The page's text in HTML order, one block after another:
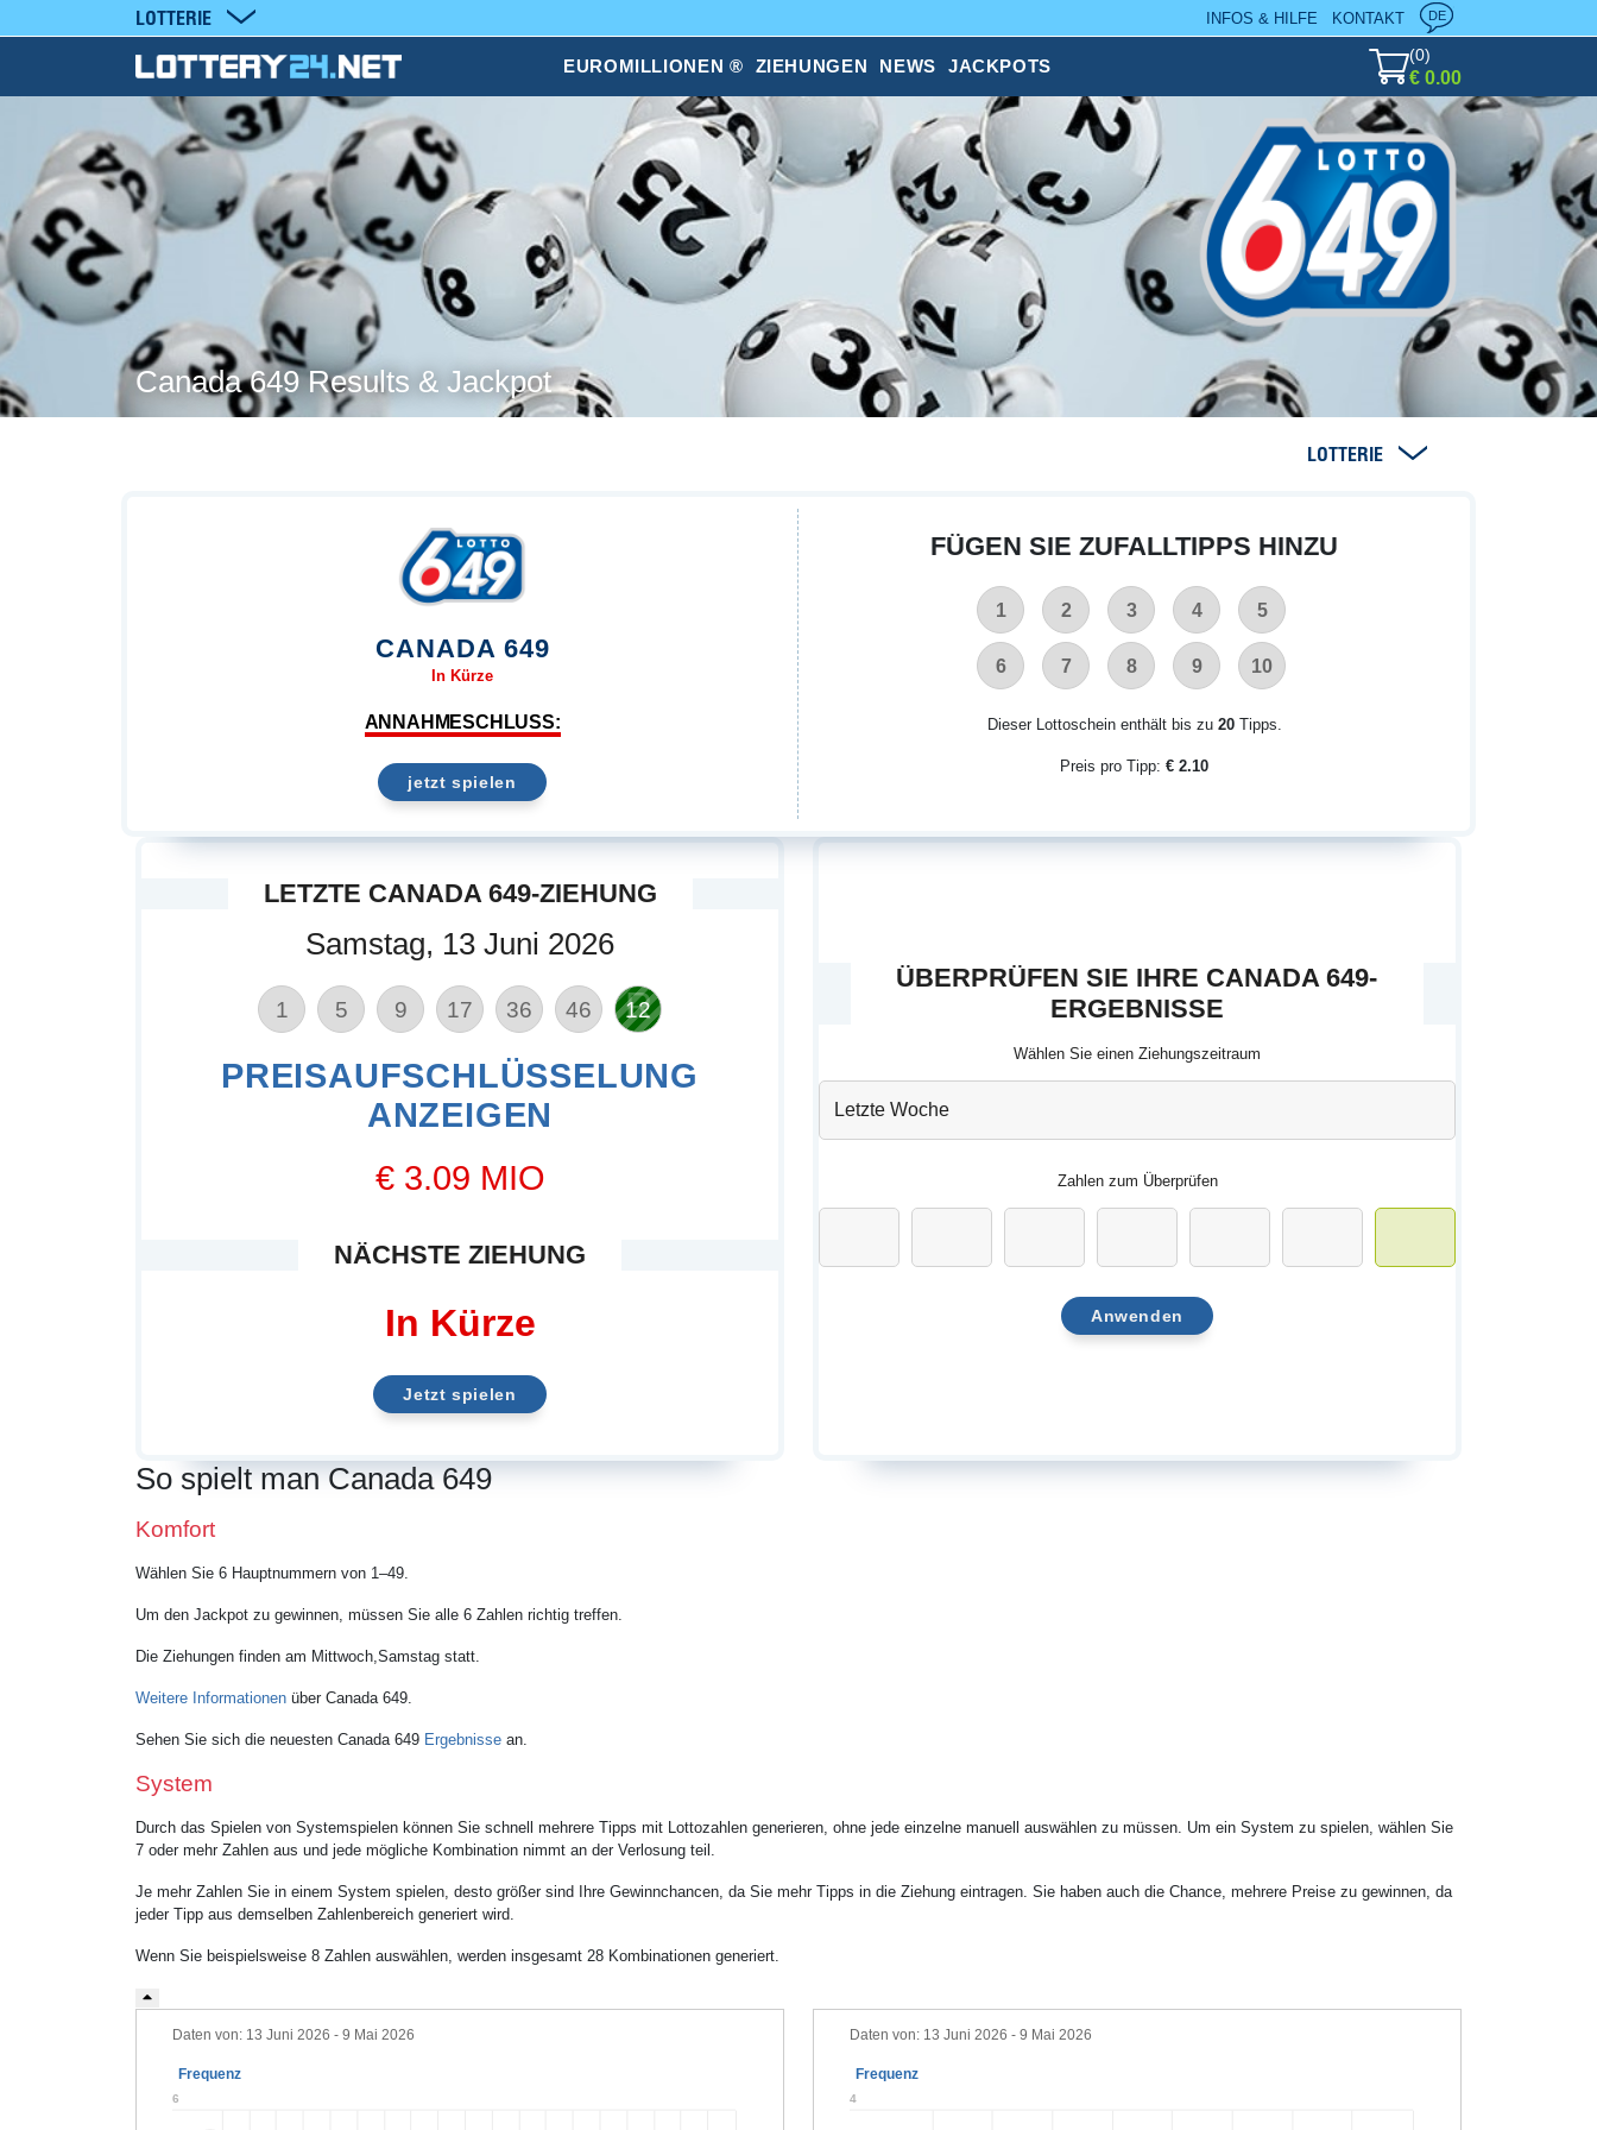
LOTTERIE INFOS & HILFE KONTAKT DE
EUROMILLIONEN ® ZIEHUNGEN NEWS JACKPOTS
(0)
€ 0.00
Canada 649 Results & Jackpot
LOTTERIE
CANADA 649
In Kürze
ANNAHMESCHLUSS:
jetzt spielen
FÜGEN SIE ZUFALLTIPPS HINZU
1 2 3 4 5
6 7 8 9 10
Dieser Lottoschein enthält bis zu 20Tipps.
Preis pro Tipp: € 2.10
LETZTE CANADA 649-ZIEHUNG
Samstag, 13 Juni 2026
1 5 9 17 36 46 12
PREISAUFSCHLÜSSELUNG
ANZEIGEN
€ 3.09 MIO
NÄCHSTE ZIEHUNG
In Kürze
Jetzt spielen
ÜBERPRÜFEN SIE IHRE CANADA 649-
ERGEBNISSE
Wählen Sie einen Ziehungszeitraum
Zahlen zum Überprüfen
Anwenden
So spielt man Canada 649
Komfort
Wählen Sie 6 Hauptnummern von 1–49.
Um den Jackpot zu gewinnen, müssen Sie alle 6 Zahlen richtig treffen.
Die Ziehungen finden am Mittwoch,Samstag statt.
Weitere Informationen über Canada 649.
Sehen Sie sich die neuesten Canada 649 Ergebnisse an.
System
Durch das Spielen von Systemspielen können Sie schnell mehrere Tipps mit Lottozahlen generieren, ohne jede einzelne manuell auswählen zu müssen. Um ein System zu spielen, wählen Sie
7 oder mehr Zahlen aus und jede mögliche Kombination nimmt an der Verlosung teil.
Je mehr Zahlen Sie in einem System spielen, desto größer sind Ihre Gewinnchancen, da Sie mehr Tipps in die Ziehung eintragen. Sie haben auch die Chance, mehrere Preise zu gewinnen, da
jeder Tipp aus demselben Zahlenbereich generiert wird.
Wenn Sie beispielsweise 8 Zahlen auswählen, werden insgesamt 28 Kombinationen generiert.
Frequenz
Daten von: 13 Juni 2026 - 9 Mai 2026
6
Frequenz
Daten von: 13 Juni 2026 - 9 Mai 2026
4